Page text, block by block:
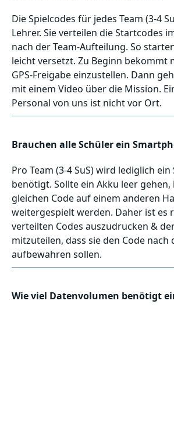
Die Spielcodes für jedes Team (3-4
Lehrer. Sie verteilen die Startcodes
nach der Team-Aufteilung. So
leicht versetzt. Zu Beginn bekommt
GPS-Freigabe einzustellen. Dann
mit einem Video über die Mission.
Personal von uns ist nicht vor Ort.
Brauchen alle Schüler ein
Pro Team (3-4 SuS) wird lediglich
benötigt. Sollte ein Akku leer
gleichen Code auf einem anderen
weitergespielt werden. Daher ist es
verteilten Codes auszudrucken &
mitzuteilen, dass sie den Code nach
aufbewahren sollen.
Wie viel Datenvolumen benötigt